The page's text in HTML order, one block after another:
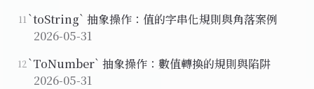
11 `toString` 抽象操作：值的字串化規則與角落案例
2026-05-31
12 `ToNumber` 抽象操作：數值轉換的規則與陷阱
2026-05-31